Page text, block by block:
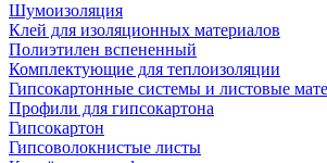
Шумоизоляция
Клей для изоляционных материалов
Полиэтилен вспененный
Комплектующие для теплоизоляции
Гипсокартонные системы и листовые
Профили для гипсокартона
Гипсокартон
Гипсоволокнистые листы